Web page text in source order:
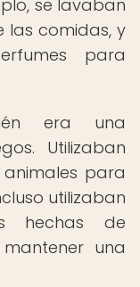
se lavaban
las comidas, y
para
era una
Utilizaban
para
utilizaban
hechas de
una